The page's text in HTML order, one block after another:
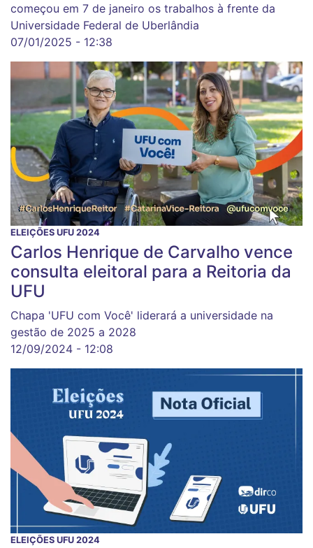
começou em 7 de janeiro os trabalhos à frente da
Universidade Federal de Uberlândia
07/01/2025 - 12:38
ELEIÇÕES UFU 2024
Carlos Henrique de Carvalho vence
consulta eleitoral para a Reitoria da
UFU
Chapa 'UFU com Você' liderará a universidade na
gestão de 2025 a 2028
12/09/2024 - 12:08
ELEIÇÕES UFU 2024